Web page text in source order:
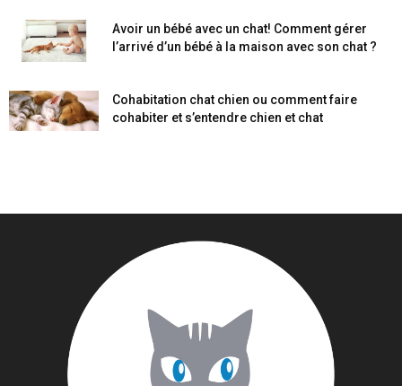
Avoir un bébé avec un chat! Comment gérer
l’arrivé d’un bébé à la maison avec son chat ?
Cohabitation chat chien ou comment faire
cohabiter et s’entendre chien et chat